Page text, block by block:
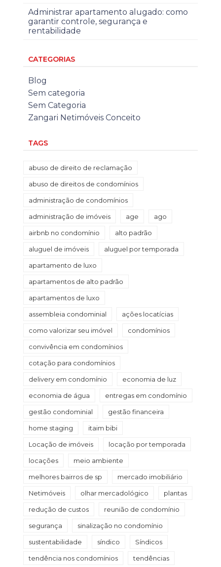
Administrar apartamento alugado: como
garantir controle, segurança e
rentabilidade
CATEGORIAS
Blog
Sem categoria
Sem Categoria
Zangari Netimóveis Conceito
TAGS
abuso de direito de reclamação
abuso de direitos de condomínios
administração de condomínios
administração de imóveis age ago
airbnb no condomínio alto padrão
aluguel de imóveis aluguel por temporada
apartamento de luxo
apartamentos de alto padrão
apartamentos de luxo
assembleia condominial ações locatícias
como valorizar seu imóvel condomínios
convivência em condomínios
cotação para condomínios
delivery em condomínio economia de luz
economia de água entregas em condomínio
gestão condominial gestão financeira
home staging itaim bibi
Locação de imóveis locação por temporada
locações meio ambiente
melhores bairros de sp mercado imobiliário
Netimóveis olhar mercadológico plantas
redução de custos reunião de condomínio
segurança sinalização no condomínio
sustentabilidade síndico Síndicos
tendência nos condomínios tendências